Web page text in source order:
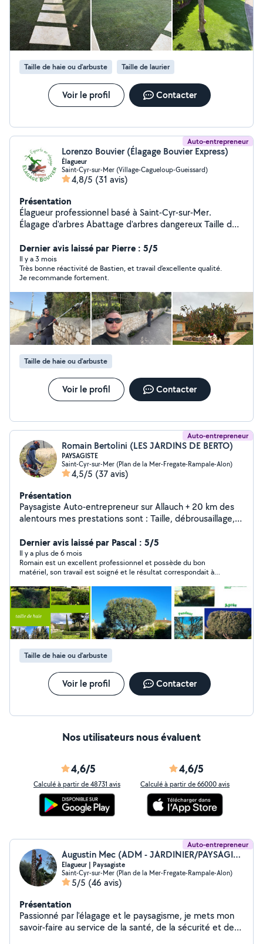
Taille de haie ou d'arbuste Taille de laurier
Voir le profil Contacter
Auto-entrepreneur
Lorenzo Bouvier (Élagage Bouvier Express)
Élagueur
Saint-Cyr-sur-Mer (Village-Cagueloup-Gueissard)
4,8/5 (31 avis)
Présentation
Élagueur professionnel basé à Saint-Cyr-sur-Mer.
Élagage d'arbres Abattage d'arbres dangereux Taille de
rapide dans les secteurs : Saint-Cyr-sur-Mer La Ciotat
Bandol Le Beausset Sanary-sur-Mer Ollioules Devis
gratuit.
Dernier avis laissé par Pierre : 5/5
Il y a 3 mois
Très bonne réactivité de Bastien, et travail d’excellente qualité.
Je recommande fortement.
Taille de haie ou d'arbuste
Voir le profil Contacter
Auto-entrepreneur
Romain Bertolini (LES JARDINS DE BERTO)
PAYSAGISTE
Saint-Cyr-sur-Mer (Plan de la Mer-Fregate-Rampale-Alon)
4,5/5 (37 avis)
Présentation
Paysagiste Auto-entrepreneur sur Allauch + 20 km des
alentours mes prestations sont : Taille, débrousaillage,
déssouchage , abattage,arrosage automatique,
élagage, évacuation des déchets verts . Devis gratuit et
personnalisé. Les chèques césu sont acceptés et Cesu
+ , je peut vous faire bénéficier des 50 % charges
fiscales en crédit d'impôt avec facture à l'appuie.
Dernier avis laissé par Pascal : 5/5
Il y a plus de 6 mois
Romain est un excellent professionnel et possède du bon
matériel, son travail est soigné et le résultat correspondait à
est un gros plus 🙂 Je le recommande sans aucune hésitation.
Taille de haie ou d'arbuste
Voir le profil Contacter
Nos utilisateurs nous évaluent
4,6/5
Calculé à partir de 48731 avis
4,6/5
Calculé à partir de 66000 avis
Auto-entrepreneur
Augustin Mec (ADM - JARDINIER/PAYSAGISTE)
Elagueur | Paysagiste
Saint-Cyr-sur-Mer (Plan de la Mer-Fregate-Rampale-Alon)
5/5 (46 avis)
Présentation
Passionné par l'élagage et le paysagisme, je mets mon
savoir-faire au service de la santé, de la sécurité et de